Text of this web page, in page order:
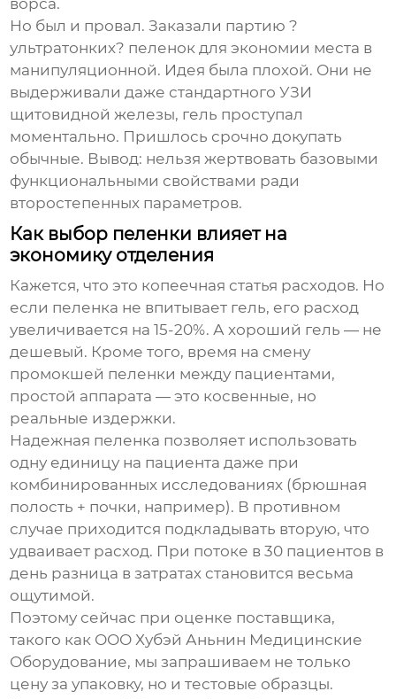
ворса.
Но был и провал. Заказали партию ?
ультратонких? пеленок для экономии места в
манипуляционной. Идея была плохой. Они не
выдерживали даже стандартного УЗИ
щитовидной железы, гель проступал
моментально. Пришлось срочно докупать
обычные. Вывод: нельзя жертвовать базовыми
функциональными свойствами ради
второстепенных параметров.
Как выбор пеленки влияет на
экономику отделения
Кажется, что это копеечная статья расходов. Но
если пеленка не впитывает гель, его расход
увеличивается на 15-20%. А хороший гель — не
дешевый. Кроме того, время на смену
промокшей пеленки между пациентами,
простой аппарата — это косвенные, но
реальные издержки.
Надежная пеленка позволяет использовать
одну единицу на пациента даже при
комбинированных исследованиях (брюшная
полость + почки, например). В противном
случае приходится подкладывать вторую, что
удваивает расход. При потоке в 30 пациентов в
день разница в затратах становится весьма
ощутимой.
Поэтому сейчас при оценке поставщика,
такого как ООО Хубэй Аньнин Медицинские
Оборудование, мы запрашиваем не только
цену за упаковку, но и тестовые образцы.